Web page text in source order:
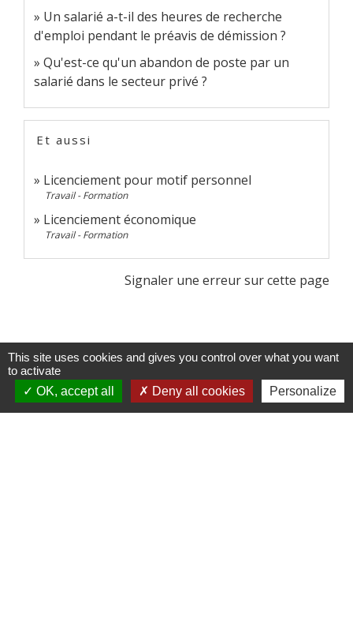
Un salarié a-t-il des heures de recherche
d'emploi pendant le préavis de démission ?
Qu'est-ce qu'un abandon de poste par un
salarié dans le secteur privé ?
Et aussi
Licenciement pour motif personnel
Travail - Formation
Licenciement économique
Travail - Formation
Signaler une erreur sur cette page
Contactez-nous !
Commune de Saint-Médard-de-Mussidan
This site uses cookies and gives you control over what you want
to activate
OK, accept all
Deny all cookies Personalize